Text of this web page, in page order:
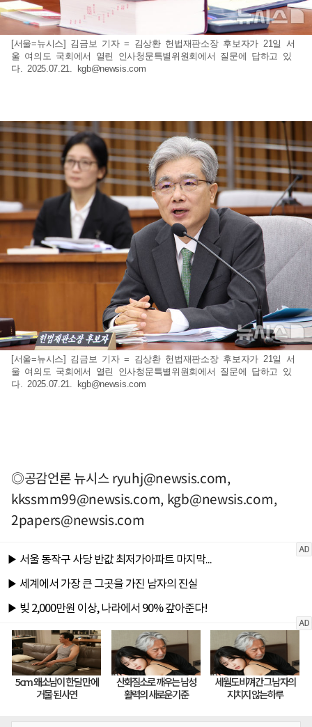
[서울=뉴시스] 김금보 기자 = 김상환 헌법재판소장 후보자가 21일 서
울 여의도 국회에서 열린 인사청문특별위원회에서 질문에 답하고 있
다. 2025.07.21.
kgb@newsis.com
[서울=뉴시스] 김금보 기자 = 김상환 헌법재판소장 후보자가 21일 서
울 여의도 국회에서 열린 인사청문특별위원회에서 질문에 답하고 있
다. 2025.07.21.
kgb@newsis.com
◎공감언론 뉴시스ryuhj@newsis.com,
kkssmm99@newsis.com, kgb@newsis.com,
2papers@newsis.com